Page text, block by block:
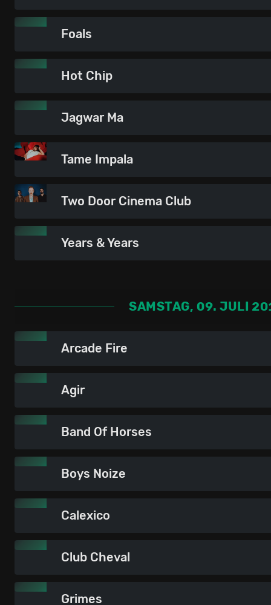
Foals
Hot Chip
Jagwar Ma
Tame Impala
Two Door Cinema Club
Years & Years
SAMSTAG, 09. JULI
Arcade Fire
Agir
Band Of Horses
Boys Noize
Calexico
Club Cheval
Grimes